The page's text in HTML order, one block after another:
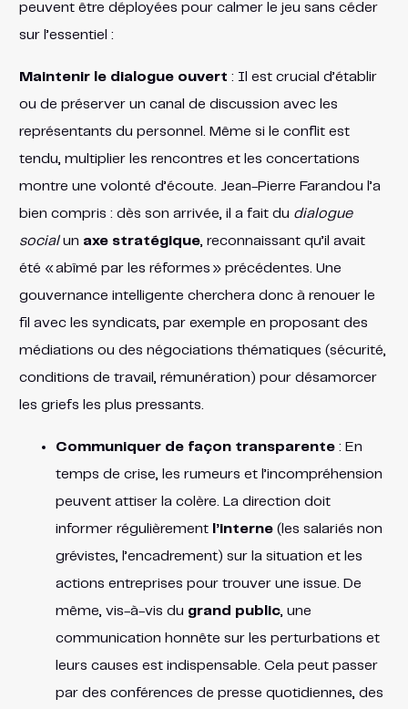
peuvent être déployées pour calmer le jeu sans céder
sur l’essentiel :
Maintenir le dialogue ouvert : Il est crucial d’établir
ou de préserver un canal de discussion avec les
représentants du personnel. Même si le conflit est
tendu, multiplier les rencontres et les concertations
montre une volonté d’écoute. Jean-Pierre Farandou l’a
bien compris : dès son arrivée, il a fait du dialogue
socialun axe stratégique, reconnaissant qu’il avait
été « abîmé par les réformes » précédentes​. Une
gouvernance intelligente cherchera donc à renouer le
fil avec les syndicats, par exemple en proposant des
médiations ou des négociations thématiques (sécurité,
conditions de travail, rémunération) pour désamorcer
les griefs les plus pressants.
Communiquer de façon transparente: En
temps de crise, les rumeurs et l’incompréhension
peuvent attiser la colère. La direction doit
informer régulièrement l’interne(les salariés non
grévistes, l’encadrement) sur la situation et les
actions entreprises pour trouver une issue. De
même, vis-à-vis du grand public, une
communication honnête sur les perturbations et
leurs causes est indispensable. Cela peut passer
par des conférences de presse quotidiennes, des